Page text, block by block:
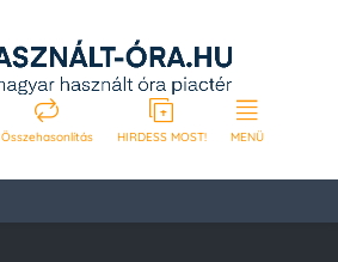
Összehasonlítás HIRDESS MOST! MENÜ